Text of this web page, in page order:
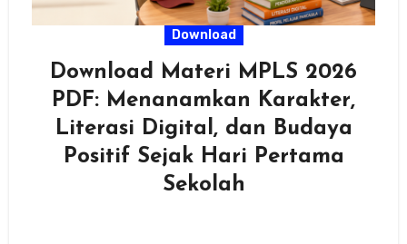
Download
Download Materi MPLS 2026
PDF: Menanamkan Karakter,
Literasi Digital, dan Budaya
Positif Sejak Hari Pertama
Sekolah